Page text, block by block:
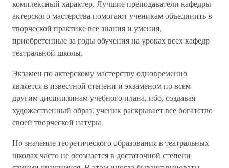
комплексный характер. Лучшие преподаватели кафедры
актерского мастерства помогают ученикам объединить в
творческой практике все знания и умения,
приобретенные за годы обучения на уроках всех кафедр
театральной школы.
Экзамен по актерскому мастерству одновременно
является в известной степени и экзаменом по всем
другим дисциплинам учебного плана, ибо, создавая
художественный образ, ученик раскрывает все богатство
своей творческой натуры.
Но значение теоретического образования в театральных
школах часто не осознается в достаточной степени